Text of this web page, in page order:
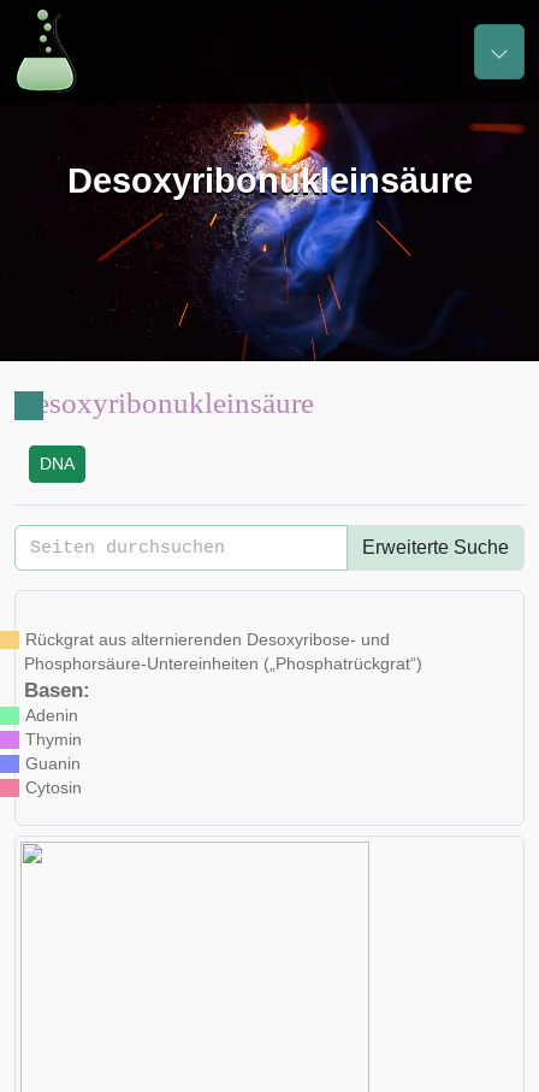
Desoxyribonukleinsäure
Desoxyribonukleinsäure
DNA
Erweiterte Suche
Rückgrat aus alternierenden Desoxyribose- und
Phosphorsäure-Untereinheiten („Phosphatrückgrat“)
Basen:
Adenin
Thymin
Guanin
Cytosin